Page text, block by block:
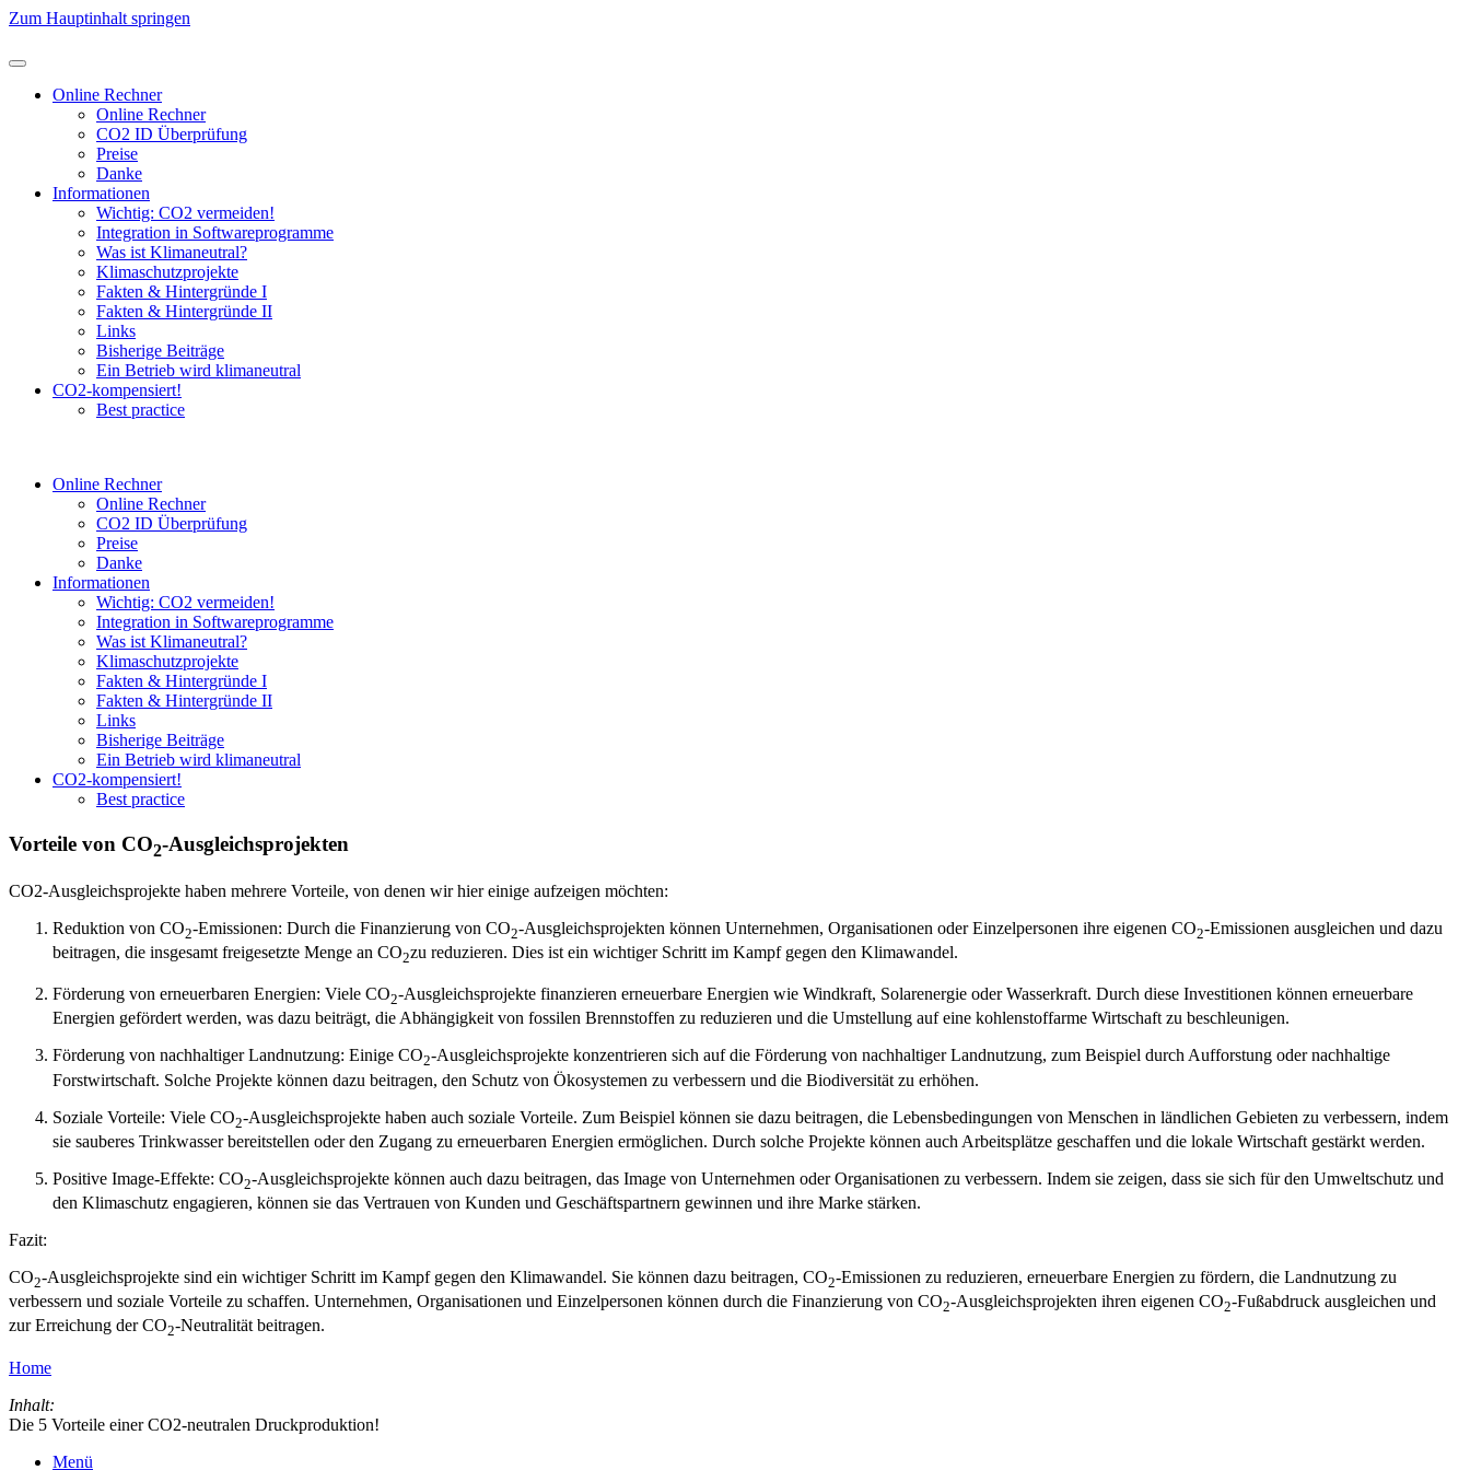
Zum Hauptinhalt springen
Online Rechner
Online Rechner
CO2 ID Überprüfung
Preise
Danke
Informationen
Wichtig: CO2 vermeiden!
Integration in Softwareprogramme
Was ist Klimaneutral?
Klimaschutzprojekte
Fakten & Hintergründe I
Fakten & Hintergründe II
Links
Bisherige Beiträge
Ein Betrieb wird klimaneutral
CO2-kompensiert!
Best practice
Online Rechner
Online Rechner
CO2 ID Überprüfung
Preise
Danke
Informationen
Wichtig: CO2 vermeiden!
Integration in Softwareprogramme
Was ist Klimaneutral?
Klimaschutzprojekte
Fakten & Hintergründe I
Fakten & Hintergründe II
Links
Bisherige Beiträge
Ein Betrieb wird klimaneutral
CO2-kompensiert!
Best practice
Vorteile von CO2-Ausgleichsprojekten
CO2-Ausgleichsprojekte haben mehrere Vorteile, von denen wir hier einige aufzeigen möchten:
Reduktion von CO2-Emissionen: Durch die Finanzierung von CO2-Ausgleichsprojekten können Unternehmen, Organisationen oder Einzelpersonen ihre eigenen CO2-Emissionen ausgleichen und dazu
beitragen, die insgesamt freigesetzte Menge an CO2zu reduzieren. Dies ist ein wichtiger Schritt im Kampf gegen den Klimawandel.
Förderung von erneuerbaren Energien: Viele CO2-Ausgleichsprojekte finanzieren erneuerbare Energien wie Windkraft, Solarenergie oder Wasserkraft. Durch diese Investitionen können erneuerbare
Energien gefördert werden, was dazu beiträgt, die Abhängigkeit von fossilen Brennstoffen zu reduzieren und die Umstellung auf eine kohlenstoffarme Wirtschaft zu beschleunigen.
Förderung von nachhaltiger Landnutzung: Einige CO2-Ausgleichsprojekte konzentrieren sich auf die Förderung von nachhaltiger Landnutzung, zum Beispiel durch Aufforstung oder nachhaltige
Forstwirtschaft. Solche Projekte können dazu beitragen, den Schutz von Ökosystemen zu verbessern und die Biodiversität zu erhöhen.
Soziale Vorteile: Viele CO2-Ausgleichsprojekte haben auch soziale Vorteile. Zum Beispiel können sie dazu beitragen, die Lebensbedingungen von Menschen in ländlichen Gebieten zu verbessern, indem
sie sauberes Trinkwasser bereitstellen oder den Zugang zu erneuerbaren Energien ermöglichen. Durch solche Projekte können auch Arbeitsplätze geschaffen und die lokale Wirtschaft gestärkt werden.
Positive Image-Effekte: CO2-Ausgleichsprojekte können auch dazu beitragen, das Image von Unternehmen oder Organisationen zu verbessern. Indem sie zeigen, dass sie sich für den Umweltschutz und
den Klimaschutz engagieren, können sie das Vertrauen von Kunden und Geschäftspartnern gewinnen und ihre Marke stärken.
Fazit:
CO2-Ausgleichsprojekte sind ein wichtiger Schritt im Kampf gegen den Klimawandel. Sie können dazu beitragen, CO2-Emissionen zu reduzieren, erneuerbare Energien zu fördern, die Landnutzung zu
verbessern und soziale Vorteile zu schaffen. Unternehmen, Organisationen und Einzelpersonen können durch die Finanzierung von CO2-Ausgleichsprojekten ihren eigenen CO2-Fußabdruck ausgleichen und
zur Erreichung der CO2-Neutralität beitragen.
Home
Inhalt:
Die 5 Vorteile einer CO2-neutralen Druckproduktion!
Menü